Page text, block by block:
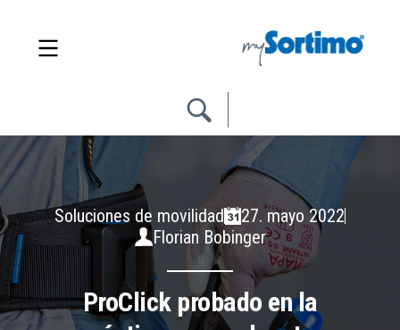
Soluciones de movilidad
27. mayo 2022
Florian Bobinger
ProClick probado en la